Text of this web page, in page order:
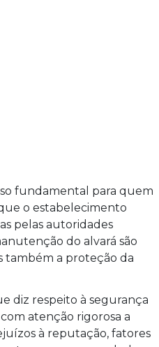
fundamental para quem
o estabelecimento
pelas autoridades
do alvará são
também a proteção da
diz respeito à segurança
atenção rigorosa a
à reputação, fatores